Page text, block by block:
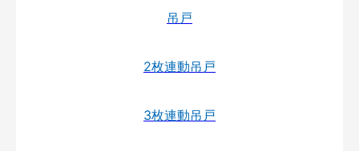
吊戸
2枚連動吊戸
3枚連動吊戸